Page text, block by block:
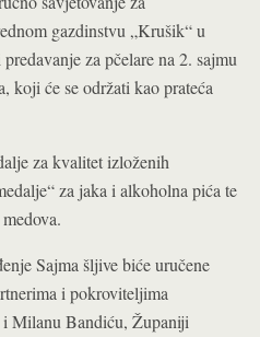
gazdinstvu „Krušik“ u
za pčelare na 2. sajmu
koji će se održati kao prateća
za kvalitet izloženih
za jaka i alkoholna pića te
Sajma šljive biće uručene
i pokroviteljima
i Milanu Bandiću, Županiji